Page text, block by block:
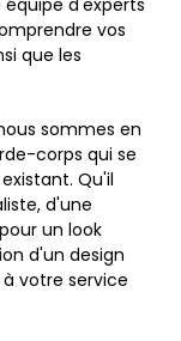
équipe d'experts
vos
que les
sommes en
corps qui se
Qu'il
d'une
un look
d'un design
votre service